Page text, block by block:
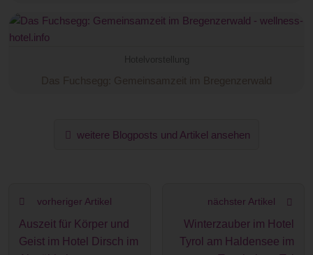
Das Fuchsegg: Gemeinsamzeit im Bregenzerwald
weitere Blogposts und Artikel ansehen
vorheriger Artikel
Auszeit für Körper und
Geist im Hotel Dirsch im
nächster Artikel
Winterzauber im Hotel
Tyrol am Haldensee im